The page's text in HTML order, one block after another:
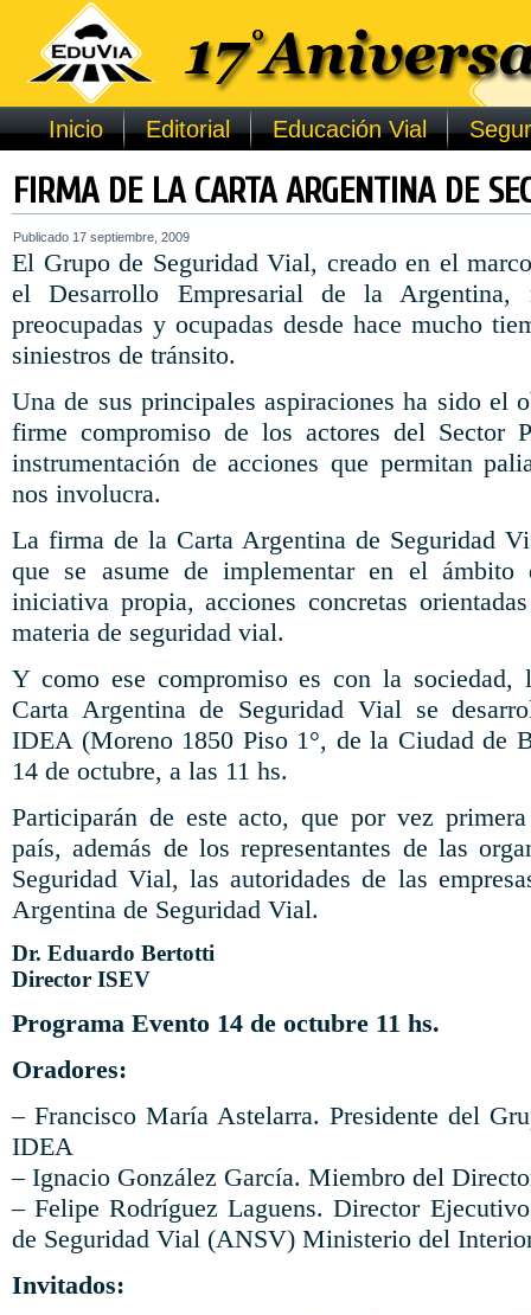
Inicio Editorial Educación Vial
FIRMA DE LA CARTA ARGENTINA DE
Publicado 17 septiembre, 2009
El Grupo de Seguridad Vial, creado en el
el Desarrollo Empresarial de la Argentina,
preocupadas y ocupadas desde hace mucho
siniestros de tránsito.
Una de sus principales aspiraciones ha sido el
firme compromiso de los actores del Sector
instrumentación de acciones que permitan
nos involucra.
La firma de la Carta Argentina de Seguridad
que se asume de implementar en el ámbito
iniciativa propia, acciones concretas
materia de seguridad vial.
Y como ese compromiso es con la sociedad,
Carta Argentina de Seguridad Vial se
IDEA (Moreno 1850 Piso 1°, de la Ciudad de
14 de octubre, a las 11 hs.
Participarán de este acto, que por vez
país, además de los representantes de las
Seguridad Vial, las autoridades de las
Argentina de Seguridad Vial.
Dr. Eduardo Bertotti
Director ISEV
Programa Evento 14 de octubre 11 hs.
Oradores:
– Francisco María Astelarra. Presidente del
IDEA
– Ignacio González García. Miembro del
– Felipe Rodríguez Laguens. Director
de Seguridad Vial (ANSV) Ministerio del
Invitados: